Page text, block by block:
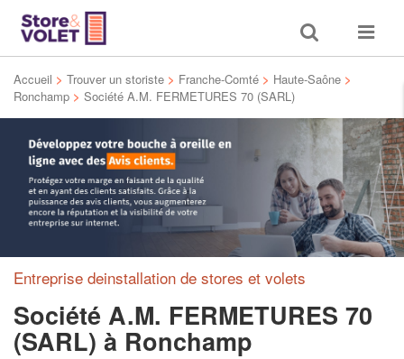
Toggle
search
Toggle
Accueil > Trouver un storiste > Franche-Comté > Haute-Saône >
Ronchamp > Société A.M. FERMETURES 70 (SARL)
Entreprise deinstallation de stores et volets
Société A.M. FERMETURES 70
(SARL) à Ronchamp